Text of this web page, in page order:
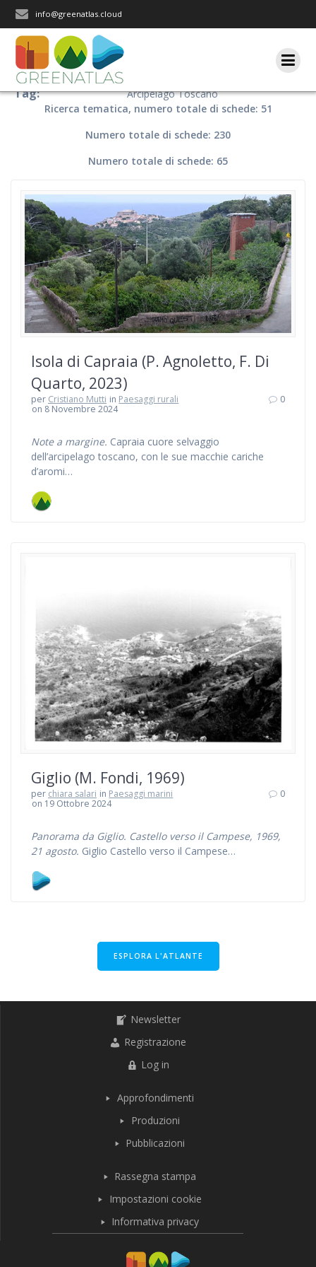
info@greenatlas.cloud
Tag:
Arcipelago Toscano
Ricerca tematica, numero totale di schede: 51
Numero totale di schede: 230
Numero totale di schede: 65
Isola di Capraia (P. Agnoletto, F. Di
Quarto, 2023)
per Cristiano Mutti in Paesaggi rurali
on 8 Novembre 2024
0
Note a margine. Capraia cuore selvaggio
dell’arcipelago toscano, con le sue macchie cariche
d’aromi…
Giglio (M. Fondi, 1969)
per chiara salari in Paesaggi marini
on 19 Ottobre 2024
0
Panorama da Giglio. Castello verso il Campese, 1969,
21 agosto. Giglio Castello verso il Campese…
ESPLORA L'ATLANTE
Newsletter
Registrazione
Log in
Approfondimenti
Produzioni
Pubblicazioni
Rassegna stampa
Impostazioni cookie
Informativa privacy